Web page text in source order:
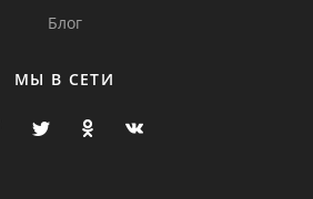
Блог
МЫ В СЕТИ